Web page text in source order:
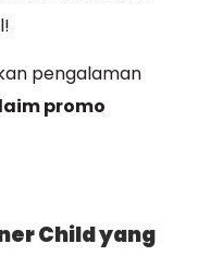
pengalaman
promo
Child yang